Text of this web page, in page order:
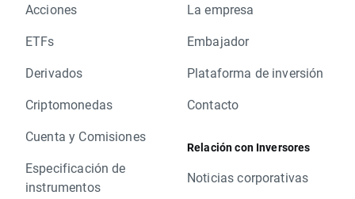
Acciones
ETFs
Derivados
Criptomonedas
Cuenta y Comisiones
Especificación de
instrumentos
La empresa
Embajador
Plataforma de inversión
Contacto
Relación con Inversores
Noticias corporativas